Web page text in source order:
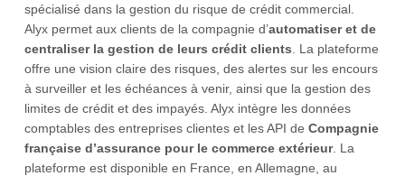
spécialisé dans la gestion du risque de crédit commercial.
Alyx permet aux clients de la compagnie d’automatiser et de
centraliser la gestion de leurs crédit clients . La plateforme
offre une vision claire des risques, des alertes sur les encours
à surveiller et les échéances à venir, ainsi que la gestion des
limites de crédit et des impayés. Alyx intègre les données
comptables des entreprises clientes et les API de Compagnie
française d’assurance pour le commerce extérieur. La
plateforme est disponible en France, en Allemagne, au